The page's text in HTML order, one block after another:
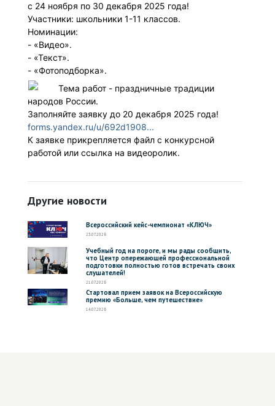
с 24 ноября по 30 декабря 2025 года!
Участники: школьники 1-11 классов.
Номинации:
- «Видео».
- «Текст».
- «Фотоподборка».
Тема работ - праздничные традиции
народов России.
Заполняйте заявку до 20 декабря 2025 года!
forms.yandex.ru/u/692d1908...
К заявке прикрепляется файл с конкурсной
работой или ссылка на видеоролик.
Другие новости
Всероссийский кейс-чемпионат «КЛЮЧ»
23.07.2026
Учебный год на пороге, и мы рады сообщить,
что Центр опережающей профессиональной
подготовки полностью готов встречать своих
слушателей!
21.07.2026
Стартовал прием заявок на Всероссийскую
премию «Больше, чем путешествие»
14.07.2026